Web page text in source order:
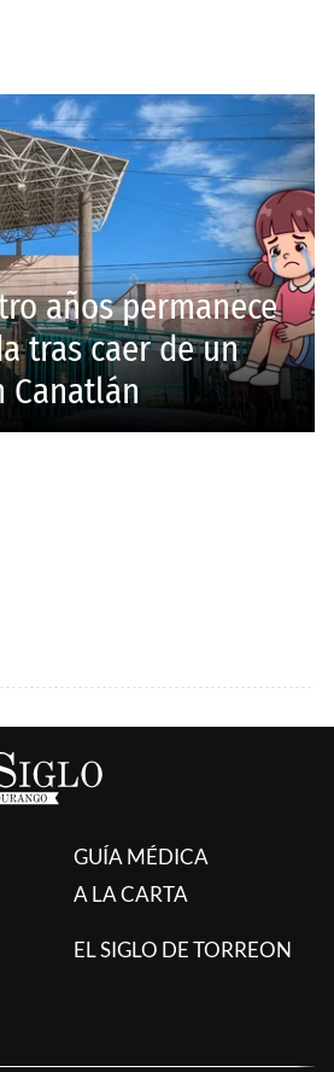
GUÍA MÉDICA
A LA CARTA
EL SIGLO DE TORREON